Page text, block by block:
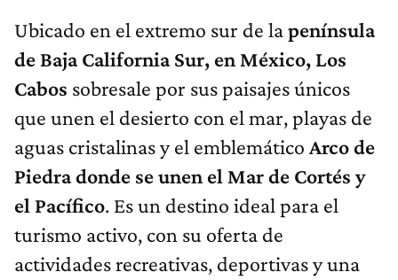
Ubicado en el extremo sur de lapenínsula
de Baja California Sur, en México, Los
Cabos sobresale por sus paisajes únicos
que unen el desierto con el mar, playas de
aguas cristalinas y el emblemático Arco de
Piedra donde se unen el Mar de Cortés y
el Pacífico. Es un destino ideal para el
turismo activo, con su oferta de
actividades recreativas, deportivas y una